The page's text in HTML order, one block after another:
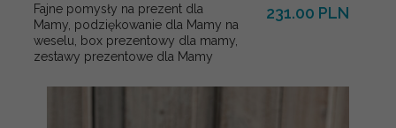
Fajne pomysły na prezent dla
Mamy, podziękowanie dla Mamy na
weselu, box prezentowy dla mamy,
zestawy prezentowe dla Mamy
231.00 PLN